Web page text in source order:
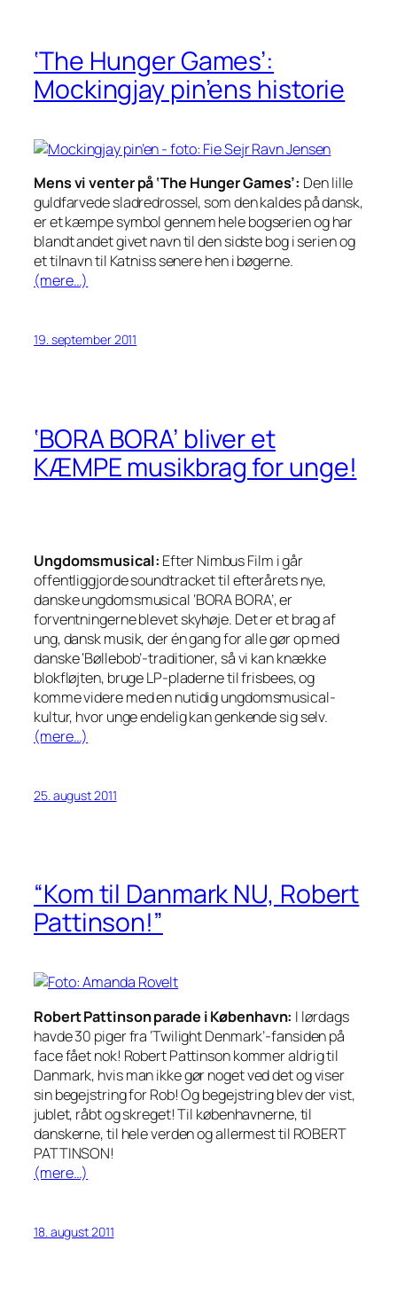
‘The Hunger Games’:
Mockingjay pin’ens historie
Mens vi venter på ‘The Hunger Games’: Den lille
guldfarvede sladredrossel, som den kaldes på dansk,
er et kæmpe symbol gennem hele bogserien og har
blandt andet givet navn til den sidste bog i serien og
et tilnavn til Katniss senere hen i bøgerne.
(mere…)
19. september 2011
‘BORA BORA’ bliver et
KÆMPE musikbrag for unge!
Ungdomsmusical: Efter Nimbus Film i går
offentliggjorde soundtracket til efterårets nye,
danske ungdomsmusical ‘BORA BORA’, er
forventningerne blevet skyhøje. Det er et brag af
ung, dansk musik, der én gang for alle gør op med
danske ‘Bøllebob’-traditioner, så vi kan knække
blokfløjten, bruge LP-pladerne til frisbees, og
komme videre med en nutidig ungdomsmusical-
kultur, hvor unge endelig kan genkende sig selv.
(mere…)
25. august 2011
“Kom til Danmark NU, Robert
Pattinson!”
Robert Pattinson parade i København: I lørdags
havde 30 piger fra ‘Twilight Denmark’-fansiden på
face fået nok! Robert Pattinson kommer aldrig til
Danmark, hvis man ikke gør noget ved det og viser
sin begejstring for Rob! Og begejstring blev der vist,
jublet, råbt og skreget! Til københavnerne, til
danskerne, til hele verden og allermest til ROBERT
PATTINSON!
(mere…)
18. august 2011